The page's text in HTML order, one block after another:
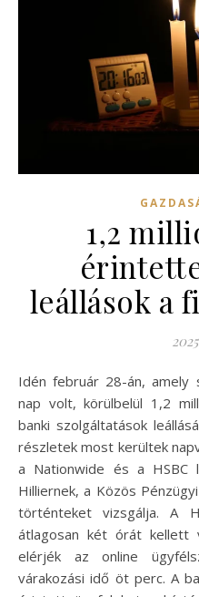
1,2
leállások a
Idén február 28-án, amely sok dolgozó számára fizetési
nap volt, körülbelül 1,2
banki szolgáltatások
részletek most kerültek
a Nationwide és a HSBC
Hilliernek, a Közös
történteket vizsgálja. A
átlagosan két órát kellett
elérjék az online
várakozási idő öt perc. A